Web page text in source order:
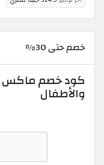
خصم حتى 30%
والأطفال